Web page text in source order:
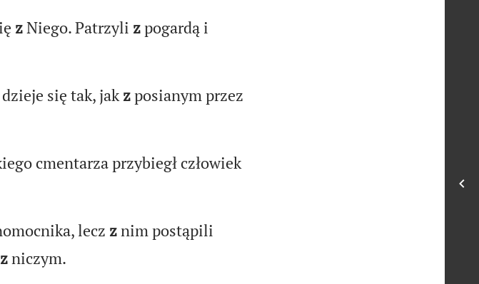
zNiego. Patrzyli zpogardą i
się tak, jakzposianym przez
cmentarza przybiegł człowiek
lecz znim postąpili
zniczym.